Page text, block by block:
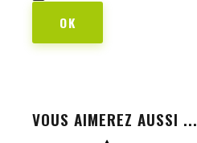
OK
VOUS AIMEREZ AUSSI ...